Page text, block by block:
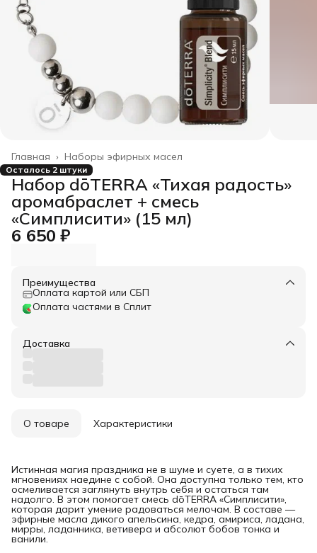
Наборы эфирных масел
Главная ›
Осталось 2 штуки
Набор dōTERRA «Тихая радость»
аромабраслет + смесь
«Симплисити» (15 мл)
6 650 ₽
Преимущества
Оплата картой или СБП
Оплата частями в Сплит
Доставка
О товаре Характеристики
Истинная магия праздника не в шуме и суете, а в тихих
мгновениях наедине с собой. Она доступна только тем, кто
осмеливается заглянуть внутрь себя и остаться там
надолго. В этом помогает смесь dōTERRA «Симплисити»,
которая дарит умение радоваться мелочам. В составе —
эфирные масла дикого апельсина, кедра, амириса, ладана,
мирры, ладанника, ветивера и абсолют бобов тонка и
ванили.